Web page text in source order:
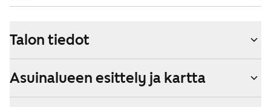
Talon tiedot
Asuinalueen esittely ja kartta